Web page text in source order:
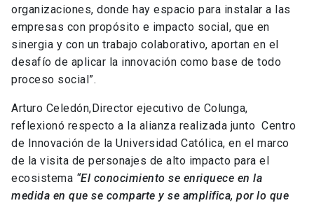
organizaciones, donde hay espacio para instalar a las
empresas con propósito e impacto social, que en
sinergia y con un trabajo colaborativo, aportan en el
desafío de aplicar la innovación como base de todo
proceso social”.
Arturo Celedón,Director ejecutivo de Colunga,
reflexionó respecto a la alianza realizada junto Centro
de Innovación de la Universidad Católica, en el marco
de la visita de personajes de alto impacto para el
ecosistema “El conocimiento se enriquece en la
medida en que se comparte y se amplifica, por lo que